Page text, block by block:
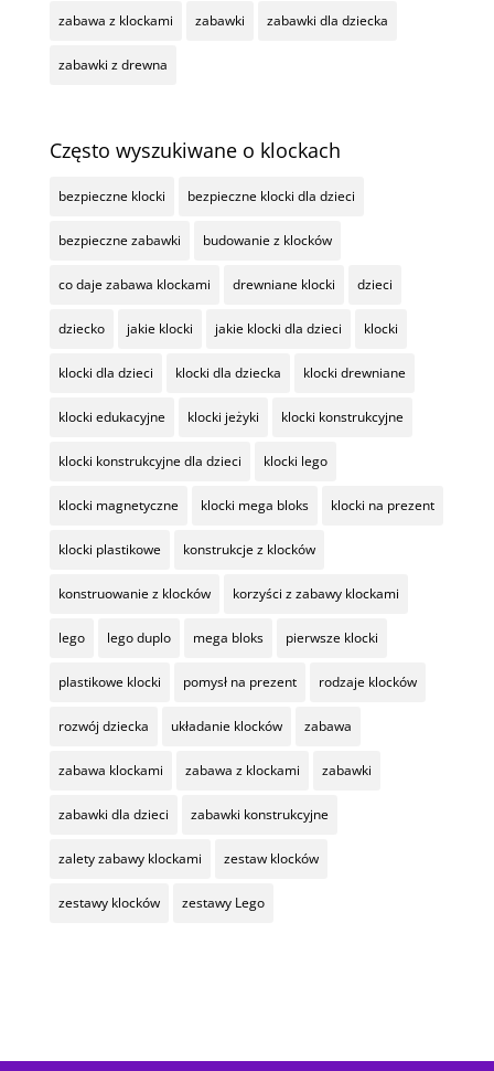
zabawa z klockami zabawki zabawki dla dziecka
zabawki z drewna
Często wyszukiwane o klockach
bezpieczne klocki bezpieczne klocki dla dzieci
bezpieczne zabawki budowanie z klocków
co daje zabawa klockami drewniane klocki dzieci
dziecko jakie klocki jakie klocki dla dzieci klocki
klocki dla dzieci klocki dla dziecka klocki drewniane
klocki edukacyjne klocki jeżyki klocki konstrukcyjne
klocki konstrukcyjne dla dzieci klocki lego
klocki magnetyczne klocki mega bloks klocki na prezent
klocki plastikowe konstrukcje z klocków
konstruowanie z klocków korzyści z zabawy klockami
lego lego duplo mega bloks pierwsze klocki
plastikowe klocki pomysł na prezent rodzaje klocków
rozwój dziecka układanie klocków zabawa
zabawa klockami zabawa z klockami zabawki
zabawki dla dzieci zabawki konstrukcyjne
zalety zabawy klockami zestaw klocków
zestawy klocków zestawy Lego